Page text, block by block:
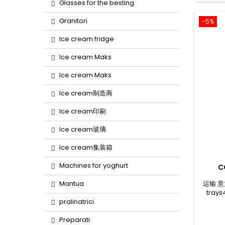
Glasses for the besting
Granitori
Ice cream fridge
Ice cream Maks
Ice cream Maks
Ice cream制造商
Ice cream印刷
Ice cream玻璃
Ice cream集装箱
Machines for yoghurt
Mantua
pralinatrici
Preparati
-5%
运输